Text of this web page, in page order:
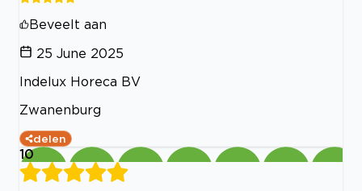
Beveelt aan
25 June 2025
Indelux Horeca BV
Zwanenburg
delen
10